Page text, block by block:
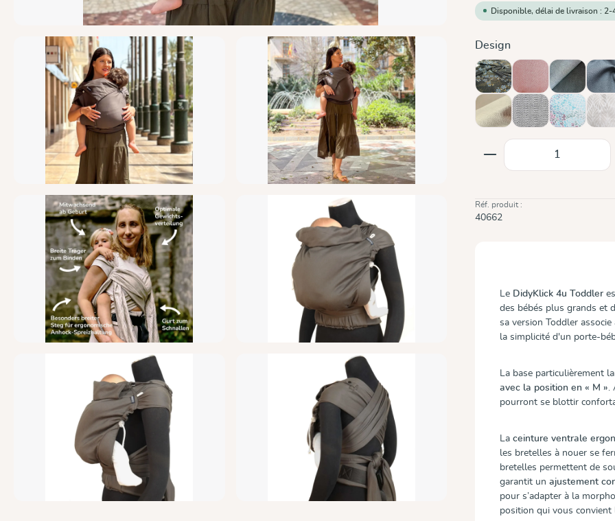
Disponible, délai de livraison : 2-
Sélectionnez
Design
Blue Blossom
Chili
Sand Silver Summer
Quantité de
Réf. produit :
40662
Le DidyKlick 4u Toddler
des bébés plus grands et
sa version Toddler
la simplicité d'un porte-
La base particulièrement
avec la position en « M »
pourront se blottir
La ceinture ventrale
les bretelles à nouer se
bretelles permettent de
garantit un ajustement
pour s’adapter à la
position qui vous convient